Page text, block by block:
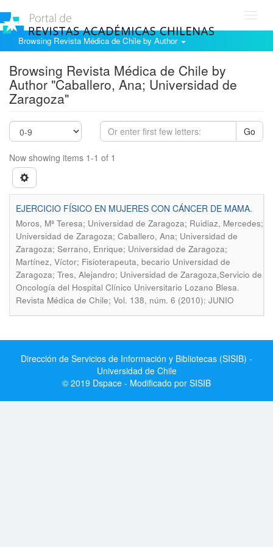
Browsing Revista Médica de Chile by Author
Browsing Revista Médica de Chile by
Author "Caballero, Ana; Universidad de
Zaragoza"
Go
Now showing items 1-1 of 1
EJERCICIO FÍSICO EN MUJERES CON CÁNCER DE MAMA.
Moros, Mª Teresa; Universidad de Zaragoza; Ruidiaz, Mercedes;
Universidad de Zaragoza; Caballero, Ana; Universidad de
Zaragoza; Serrano, Enrique; Universidad de Zaragoza;
Martínez, Víctor; Fisioterapeuta, becario Universidad de
Zaragoza; Tres, Alejandro; Universidad de Zaragoza,Servicio de
Oncología del Hospital Clínico Universitario Lozano Blesa.
Revista Médica de Chile; Vol. 138, núm. 6 (2010): JUNIO
Dirección de Servicios de Información y Bibliotecas (SISIB) -
Universidad de Chile
© 2019 Dspace - Modificado por SISIB